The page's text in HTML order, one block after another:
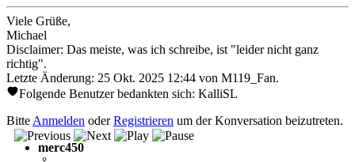
Viele Grüße,
Michael
Disclaimer: Das meiste, was ich schreibe, ist "leider nicht ganz
richtig".
Letzte Änderung: 25 Okt. 2025 12:44 von M119_Fan.
Folgende Benutzer bedankten sich: KalliSL
Bitte Anmelden oderRegistrieren um der Konversation beizutreten.
merc450